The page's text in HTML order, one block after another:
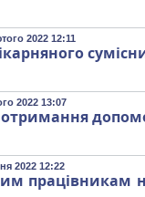
2022 12:11
2022 13:07
2022 12:22
працівникам